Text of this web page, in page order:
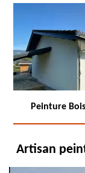
Peinture
Artisan